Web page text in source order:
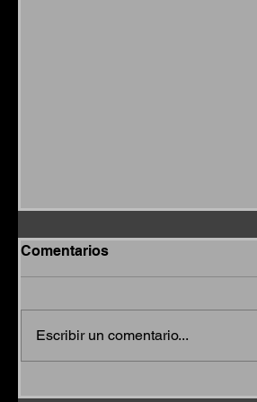
Comentarios
Escribir un comentario...